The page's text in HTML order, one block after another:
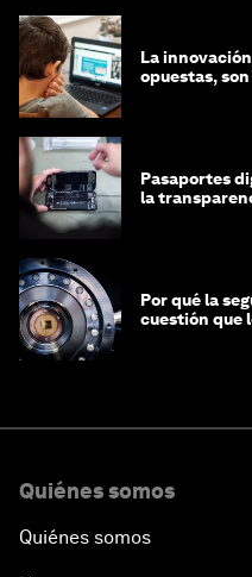
La
opuestas,
Pasaportes
la
Por qué la
cuestión que
Quiénes somos
Quiénes somos